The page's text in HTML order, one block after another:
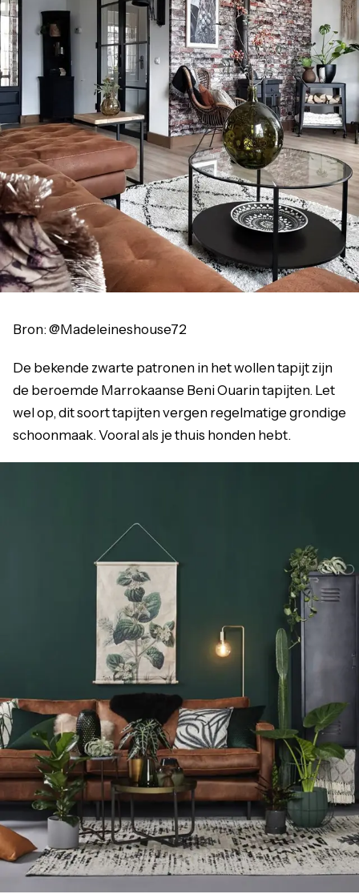
Bron: @Madeleineshouse72
De bekende zwarte patronen in het wollen tapijt zijn
de beroemde Marrokaanse Beni Ouarin tapijten. Let
wel op, dit soort tapijten vergen regelmatige grondige
schoonmaak. Vooral als je thuis honden hebt.